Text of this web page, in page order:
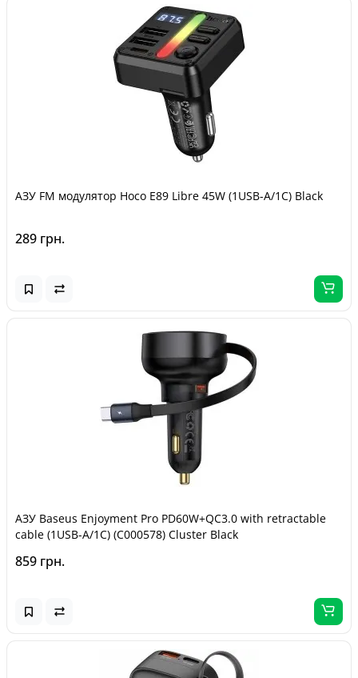
АЗУ FM модулятор Hoco E89 Libre 45W (1USB-A/1C) Black
289 грн.
АЗУ Baseus Enjoyment Pro PD60W+QC3.0 with retractable
cable (1USB-A/1C) (C000578) Cluster Black
859 грн.